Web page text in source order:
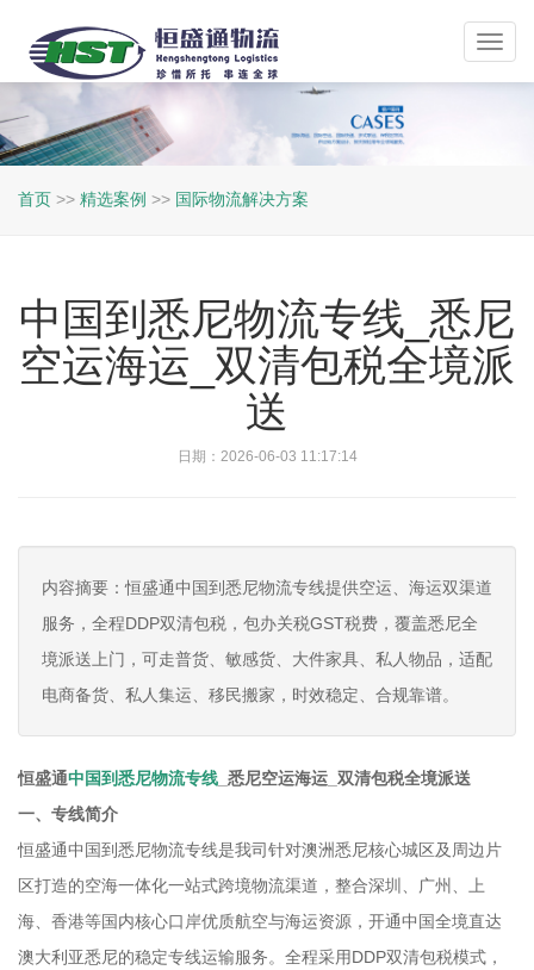
首页 >> 精选案例 >> 国际物流解决方案
中国到悉尼物流专线_悉尼
空运海运_双清包税全境派
送
日期：2026-06-03 11:17:14
内容摘要：恒盛通中国到悉尼物流专线提供空运、海运双渠道
服务，全程DDP双清包税，包办关税GST税费，覆盖悉尼全
境派送上门，可走普货、敏感货、大件家具、私人物品，适配
电商备货、私人集运、移民搬家，时效稳定、合规靠谱。
恒盛通中国到悉尼物流专线 _悉尼空运海运_双清包税全境派送
一、专线简介
恒盛通中国到悉尼物流专线是我司针对澳洲悉尼核心城区及周边片
区打造的空海一体化一站式跨境物流渠道，整合深圳、广州、上
海、香港等国内核心口岸优质航空与海运资源，开通中国全境直达
澳大利亚悉尼的稳定专线运输服务。全程采用DDP双清包税模式，